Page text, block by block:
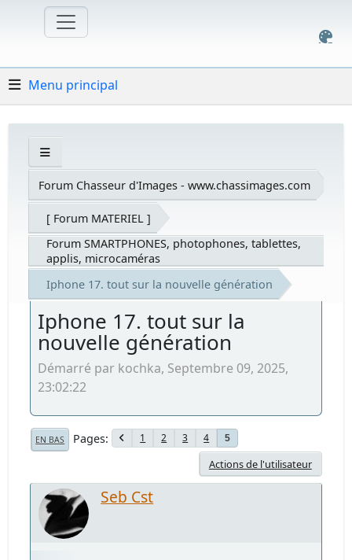
Menu principal
Forum Chasseur d'Images - www.chassimages.com
[ Forum MATERIEL ]
Forum SMARTPHONES, photophones, tablettes,
applis, microcaméras
Iphone 17. tout sur la nouvelle génération
Iphone 17. tout sur la
nouvelle génération
Démarré par kochka, Septembre 09, 2025,
23:02:22
EN BAS Pages 1 2 3 4 5
Actions de l'utilisateur
Seb Cst